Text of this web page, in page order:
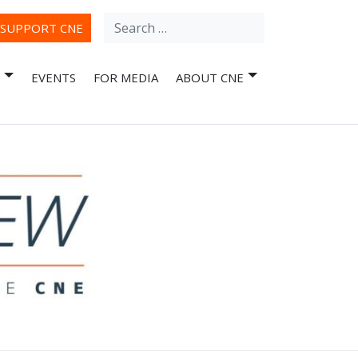
SUPPORT CNE
Search
EVENTS FOR MEDIA ABOUT CNE